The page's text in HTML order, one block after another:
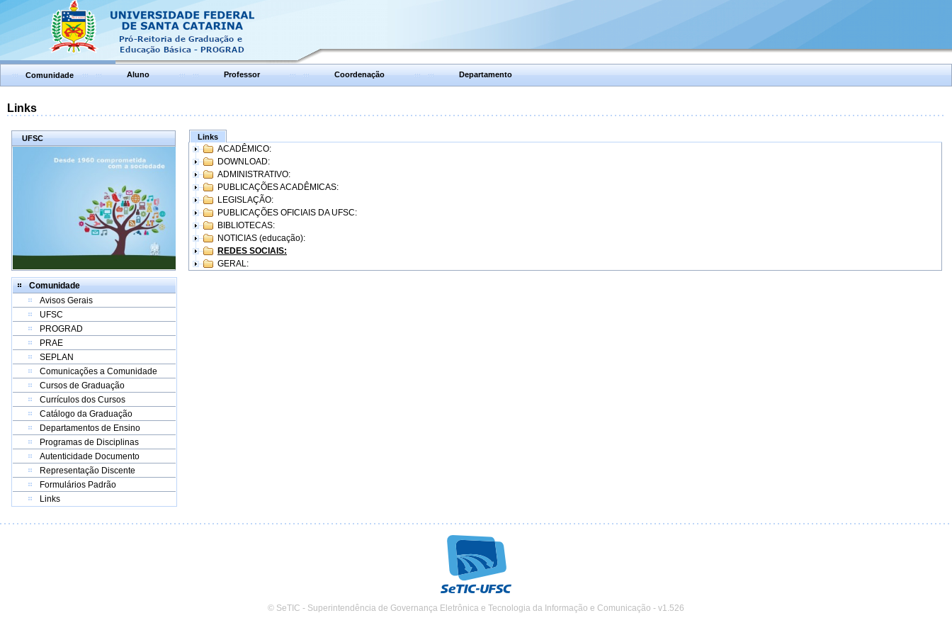
Comunidade Aluno Professor Coordenação Departamento
Links
UFSC
Comunidade
Avisos Gerais
UFSC
PROGRAD
PRAE
SEPLAN
Comunicações a Comunidade
Cursos de Graduação
Currículos dos Cursos
Catálogo da Graduação
Departamentos de Ensino
Programas de Disciplinas
Autenticidade Documento
Representação Discente
Formulários Padrão
Links
Links
ACADÊMICO:
DOWNLOAD:
ADMINISTRATIVO:
PUBLICAÇÕES ACADÊMICAS:
LEGISLAÇÃO:
PUBLICAÇÕES OFICIAIS DA UFSC:
BIBLIOTECAS:
NOTICIAS (educação):
REDES SOCIAIS:
GERAL:
© SeTIC - Superintendência de Governança Eletrônica e Tecnologia da Informação e Comunicação - v1.526